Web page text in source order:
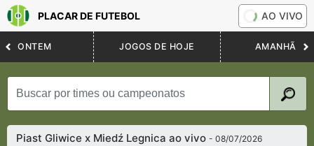
PLACAR DE FUTEBOL AO VIVO
ONTEM JOGOS DE HOJE AMANHÃ
Piast Gliwice x Miedź Legnica ao vivo- 08/07/2026